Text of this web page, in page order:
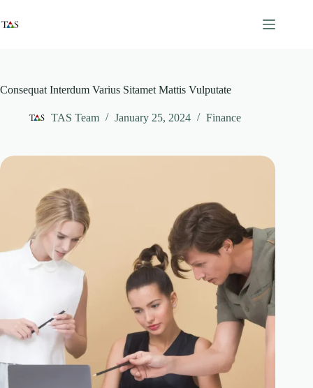
content
Consequat Interdum Varius Sitamet Mattis Vulputate
TAS Team January 25, 2024 Finance